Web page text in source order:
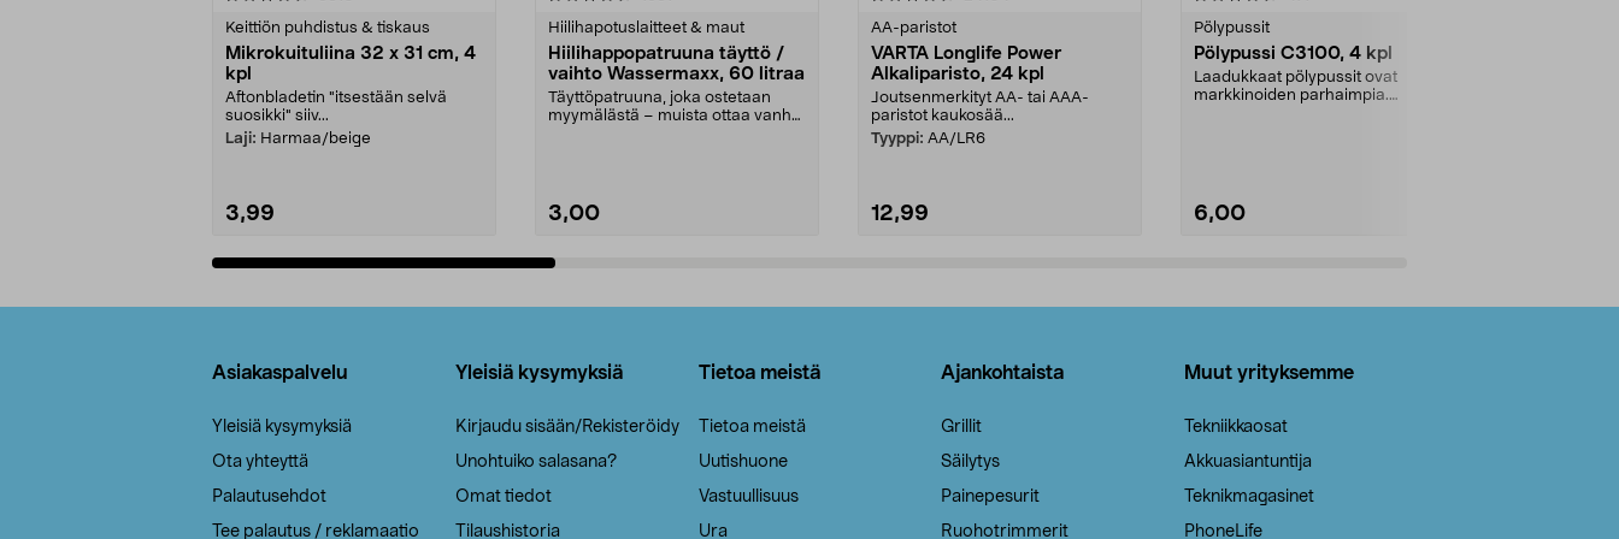
Keittiön puhdistus & tiskaus
Mikrokuituliina 32 x 31 cm, 4
kpl
Aftonbladetin "itsestään selvä
suosikki" siiv...
Laji: Harmaa/beige
3,99
Hiilihapotuslaitteet & maut
Hiilihappopatruuna täyttö /
vaihto Wassermaxx, 60 litraa
Täyttöpatruuna, joka ostetaan
myymälästä – muista ottaa vanha
3,00
AA-paristot
VARTA Longlife Power
Alkaliparisto, 24 kpl
Joutsenmerkityt AA- tai AAA-
paristot kaukosää...
Tyyppi: AA/LR6
12,99
Pölypussit
Pölypussi C3100, 4 kpl
Laadukkaat pölypussit ovat
markkinoiden parhaimpia.
6,00
Asiakaspalvelu
Yleisiä kysymyksiä
Ota yhteyttä
Palautusehdot
Tee palautus / reklamaatio
Yleisiä kysymyksiä
Kirjaudu sisään/Rekisteröidy
Unohtuiko salasana?
Omat tiedot
Tilaushistoria
Tietoa meistä
Tietoa meistä
Uutishuone
Vastuullisuus
Ura
Ajankohtaista
Grillit
Säilytys
Painepesurit
Ruohotrimmerit
Muut yrityksemme
Tekniikkaosat
Akkuasiantuntija
Teknikmagasinet
PhoneLife